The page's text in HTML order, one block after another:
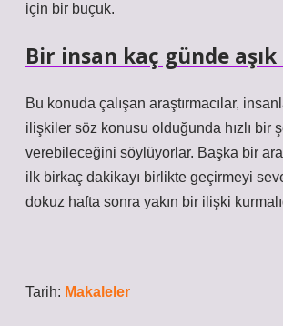
için bir buçuk.
Bir insan kaç günde
Bu konuda çalışan araştırmacılar,
ilişkiler söz konusu olduğunda hızlı bir
verebileceğini söylüyorlar. Başka bir
ilk birkaç dakikayı birlikte geçirmeyi
dokuz hafta sonra yakın bir ilişki
Tarih: Makaleler